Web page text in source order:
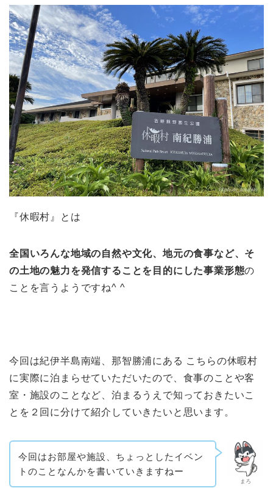
『休暇村』とは
全国いろんな地域の自然や文化、地元の食事など、そ
の土地の魅力を発信することを目的にした事業形態の
ことを言うようですね^ ^
今回は紀伊半島南端、那智勝浦にある こちらの休暇村
に実際に泊まらせていただいたので、食事のことや客
室・施設のことなど、泊まるうえで知っておきたいこ
とを２回に分けて紹介していきたいと思います。
まろ
今回はお部屋や施設、ちょっとしたイベン
トのことなんかを書いていきますねー